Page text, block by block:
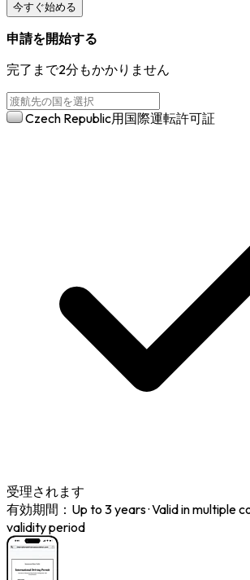
今すぐ始める
申請を開始する
完了まで2分もかかりません
Czech Republic用国際運転許可証
受理されます
有効期間：Up to 3 years·Valid in multiple
validity period